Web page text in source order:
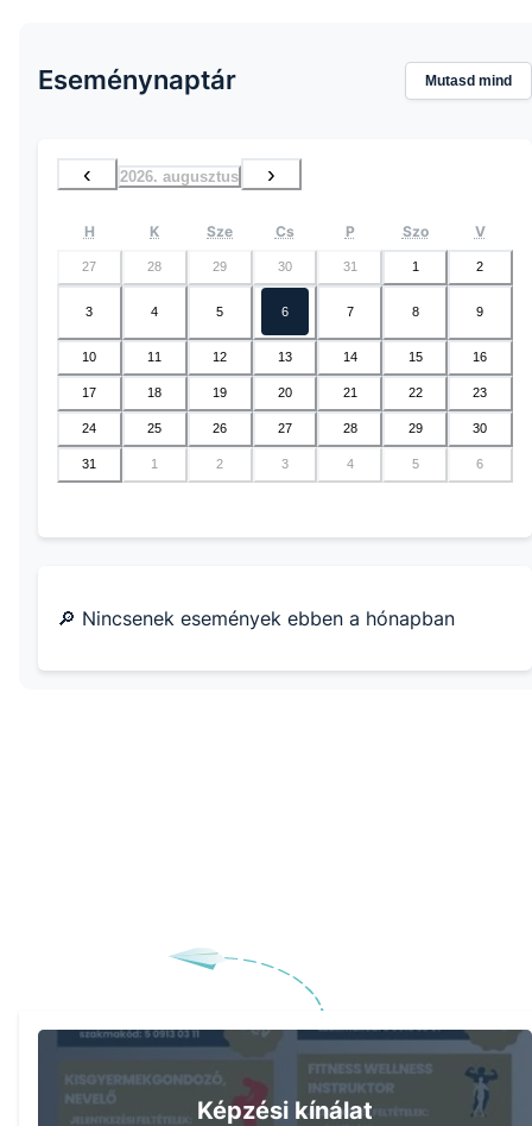
Eseménynaptár Mutasd mind
‹ 2026. augusztus ›
H K Sze Cs P Szo V
27 28 29 30 31 1 2
3 4 5 6 7 8 9
10 11 12 13 14 15 16
17 18 19 20 21 22 23
24 25 26 27 28 29 30
31 1 2 3 4 5 6
🔎 Nincsenek események ebben a hónapban
Képzési kínálat